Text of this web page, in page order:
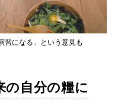
習になる」という意見も
の自分の糧に